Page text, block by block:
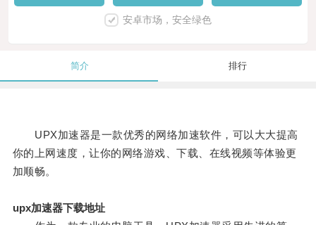
安卓市场，安全绿色
简介 排行
UPX加速器是一款优秀的网络加速软件，可以大大提高
你的上网速度，让你的网络游戏、下载、在线视频等体验更
加顺畅。
upx加速器下载地址